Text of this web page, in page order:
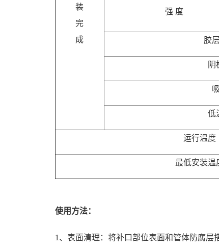
装
完
成
强 度
胶
阴
低
运行温度
最低安装温
使用方法：
1、表面清理：将补口部位表面和管体防腐层